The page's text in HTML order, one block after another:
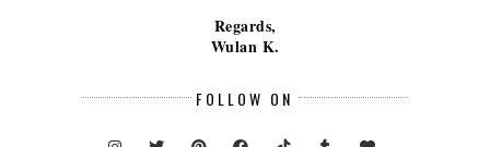
Regards,
Wulan K.
FOLLOW ON